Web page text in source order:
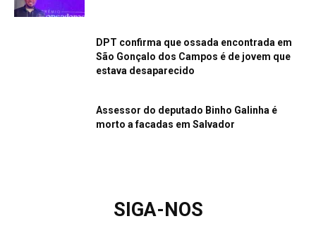
DPT confirma que ossada encontrada em
São Gonçalo dos Campos é de jovem que
estava desaparecido
Assessor do deputado Binho Galinha é
morto a facadas em Salvador
SIGA-NOS